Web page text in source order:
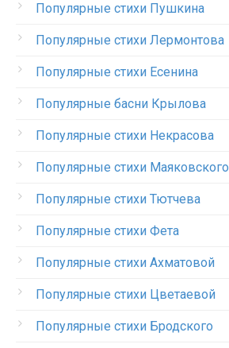
Популярные стихи Пушкина
Популярные стихи Лермонтова
Популярные стихи Есенина
Популярные басни Крылова
Популярные стихи Некрасова
Популярные стихи Маяковского
Популярные стихи Тютчева
Популярные стихи Фета
Популярные стихи Ахматовой
Популярные стихи Цветаевой
Популярные стихи Бродского